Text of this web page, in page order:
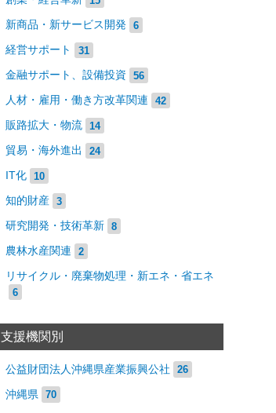
新商品・新サービス開発 6
経営サポート 31
金融サポート、設備投資 56
人材・雇用・働き方改革関連 42
販路拡大・物流 14
貿易・海外進出 24
IT化 10
知的財産 3
研究開発・技術革新 8
農林水産関連 2
リサイクル・廃棄物処理・新エネ・省エネ
6
支援機関別
公益財団法人沖縄県産業振興公社 26
沖縄県 70